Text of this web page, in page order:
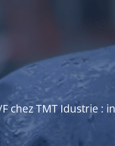
chez TMT Idustrie :